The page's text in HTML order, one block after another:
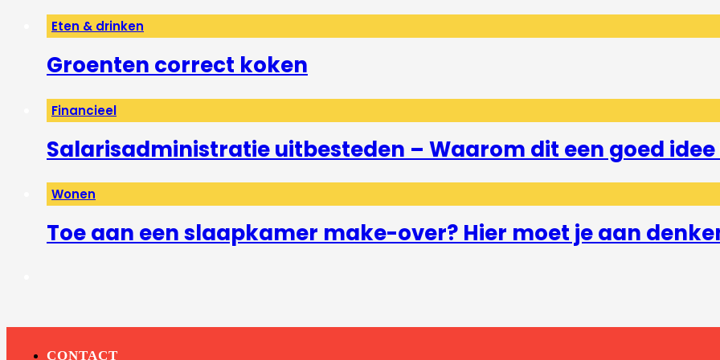
Eten & drinken
Groenten correct koken
Financieel
Salarisadministratie uitbesteden – Waarom dit een goed idee
Wonen
Toe aan een slaapkamer make-over? Hier moet je aan
CONTACT